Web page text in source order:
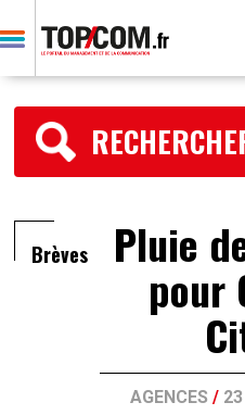
Brèves Pluie
pour
AGENCES /